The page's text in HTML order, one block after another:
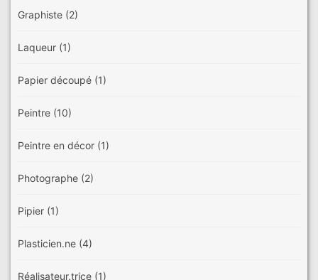
Graphiste (2)
Laqueur (1)
Papier découpé (1)
Peintre (10)
Peintre en décor (1)
Photographe (2)
Pipier (1)
Plasticien.ne (4)
Réalisateur.trice (1)